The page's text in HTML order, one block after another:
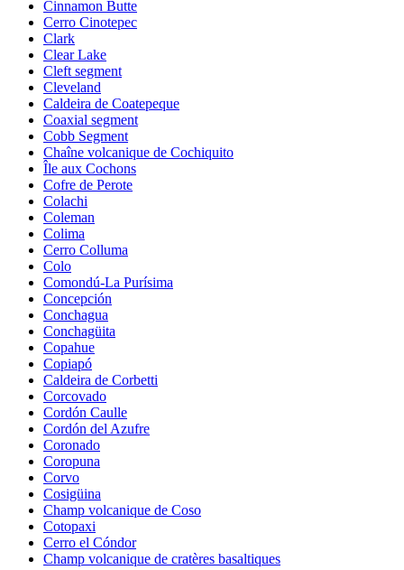
Cinnamon Butte
Cerro Cinotepec
Clark
Clear Lake
Cleft segment
Cleveland
Caldeira de Coatepeque
Coaxial segment
Cobb Segment
Chaîne volcanique de Cochiquito
Île aux Cochons
Cofre de Perote
Colachi
Coleman
Colima
Cerro Colluma
Colo
Comondú-La Purísima
Concepción
Conchagua
Conchagüita
Copahue
Copiapó
Caldeira de Corbetti
Corcovado
Cordón Caulle
Cordón del Azufre
Coronado
Coropuna
Corvo
Cosigüina
Champ volcanique de Coso
Cotopaxi
Cerro el Cóndor
Champ volcanique de cratères basaltiques